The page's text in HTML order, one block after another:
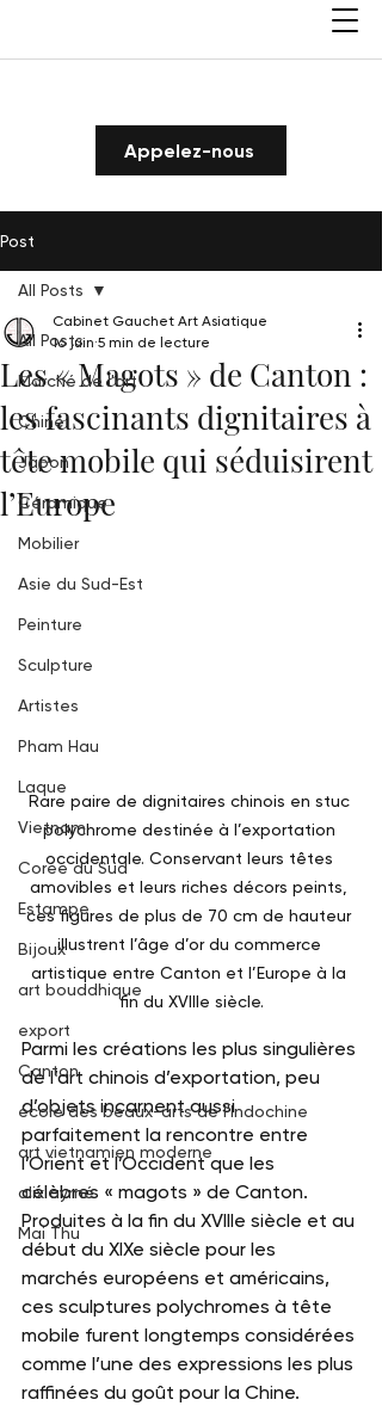
Appelez-nous
Post
All Posts
Marché de l'art
Chine
Japon
Céramique
Mobilier
Asie du Sud-Est
Peinture
Sculpture
Artistes
Pham Hau
Laque
Vietnam
Corée du Sud
Estampe
Bijoux
art bouddhique
export
Canton
école des beaux-arts de l'Indochine
art vietnamien moderne
alix aymé
Mai Thu
All Posts
Les « Magots » de Canton :
les fascinants dignitaires à
tête mobile qui séduisirent
l’Europe
Cabinet Gauchet Art Asiatique
16 juin 5 min de lecture
Rare paire de dignitaires chinois en stuc
polychrome destinée à l’exportation
occidentale. Conservant leurs têtes
amovibles et leurs riches décors peints,
ces figures de plus de 70 cm de hauteur
illustrent l’âge d’or du commerce
artistique entre Canton et l’Europe à la
fin du XVIIIe siècle.
Parmi les créations les plus singulières
de l’art chinois d’exportation, peu
d’objets incarnent aussi
parfaitement la rencontre entre
l’Orient et l’Occident que les
célèbres « magots » de Canton.
Produites à la fin du XVIIIe siècle et au
début du XIXe siècle pour les
marchés européens et américains,
ces sculptures polychromes à tête
mobile furent longtemps considérées
comme l’une des expressions les plus
raffinées du goût pour la Chine.